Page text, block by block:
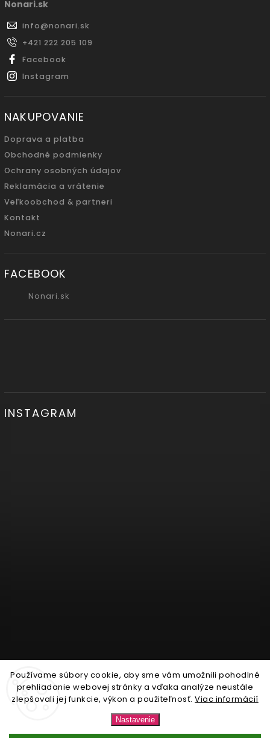
Používame súbory cookie, aby sme vám umožnili pohodlné
prehliadanie webovej stránky a vďaka analýze neustále
zlepšovali jej funkcie, výkon a použiteľnosť.Viac informácií
Nastavenie
Nonari.sk
info@nonari.sk
+421 222 205 109
Facebook
Instagram
NAKUPOVANIE
Doprava a platba
Obchodné podmienky
Ochrany osobných údajov
Reklamácia a vrátenie
Veľkoobchod & partneri
Kontakt
Nonari.cz
FACEBOOK
Nonari.sk
INSTAGRAM
Sledovať na Instagrame
Nonari.sk. Všetky práva vyhradené.
Upraviť nastavenie cookies